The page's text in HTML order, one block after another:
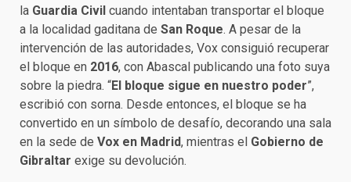
la Guardia Civil cuando intentaban transportar el bloque
a la localidad gaditana de San Roque. A pesar de la
intervención de las autoridades, Vox consiguió recuperar
el bloque en 2016, con Abascal publicando una foto suya
sobre la piedra. “El bloque sigue en nuestro poder”,
escribió con sorna. Desde entonces, el bloque se ha
convertido en un símbolo de desafío, decorando una sala
en la sede de Vox en Madrid, mientras el Gobierno de
Gibraltar exige su devolución.